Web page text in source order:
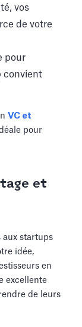
vos
de votre
pour
convient
VC et
pour
et
aux startups
idée,
en
excellente
de leurs